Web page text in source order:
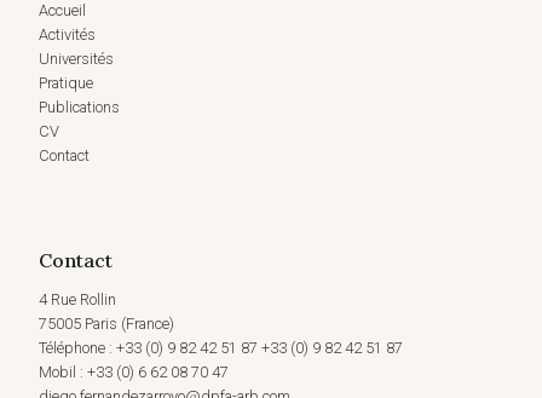
Accueil
Activités
Universités
Pratique
Publications
CV
Contact
Contact
4 Rue Rollin
75005 Paris (France)
Téléphone : +33 (0) 9 82 42 51 87 +33 (0) 9 82 42 51 87
Mobil : +33 (0) 6 62 08 70 47